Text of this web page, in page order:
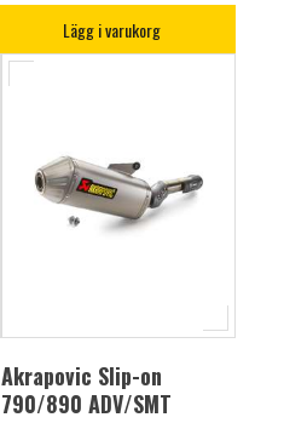
Lägg i varukorg
Akrapovic Slip-on
790/890 ADV/SMT